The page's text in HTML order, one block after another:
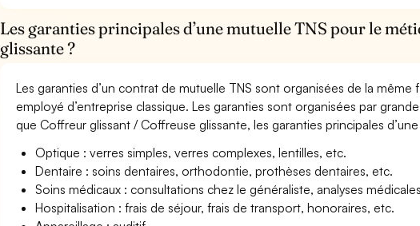
Les garanties principales d’une mutuelle TNS pour le
glissante ?
Les garanties d’un contrat de mutuelle TNS sont organisées de la
employé d’entreprise classique. Les garanties sont organisées par
que Coffreur glissant / Coffreuse glissante, les garanties principales
Optique : verres simples, verres complexes, lentilles, etc.
Dentaire : soins dentaires, orthodontie, prothèses dentaires, etc.
Soins médicaux : consultations chez le généraliste, analyses
Hospitalisation : frais de séjour, frais de transport, honoraires, etc.